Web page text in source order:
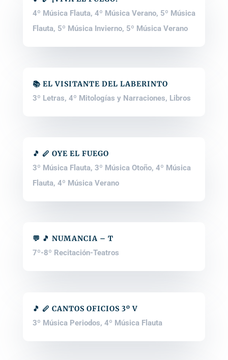
4º Música Flauta, 4º Música Verano, 5º Música
Flauta, 5º Música Invierno, 5º Música Verano
📚 EL VISITANTE DEL LABERINTO
3º Letras, 4º Mitologías y Narraciones, Libros
🎵 🪈 OYE EL FUEGO
3º Música Flauta, 3º Música Otoño, 4º Música
Flauta, 4º Música Verano
💬 🎵 NUMANCIA – T
7º-8º Recitación-Teatros
🎵 🪈 CANTOS OFICIOS 3º V
3º Música Periodos, 4º Música Flauta